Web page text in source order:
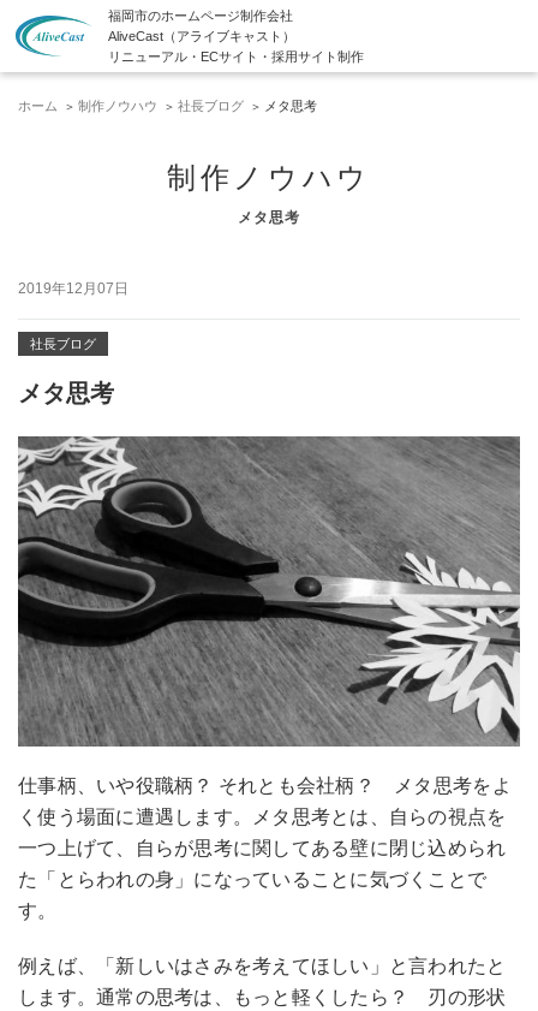
福岡市のホームページ制作会社
AliveCast（アライブキャスト）
リニューアル・ECサイト・採用サイト制作
ホーム 制作ノウハウ 社長ブログ メタ思考
制作ノウハウ
メタ思考
2019年12月07日
社長ブログ
メタ思考
仕事柄、いや役職柄？ それとも会社柄？ メタ思考をよ
く使う場面に遭遇します。メタ思考とは、自らの視点を
一つ上げて、自らが思考に関してある壁に閉じ込められ
た「とらわれの身」になっていることに気づくことで
す。
例えば、「新しいはさみを考えてほしい」と言われたと
します。通常の思考は、もっと軽くしたら？ 刃の形状